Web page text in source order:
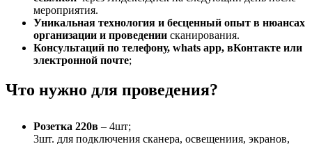
мероприятия.
Уникальная технология и бесценный опыт в нюансах
организации и проведении сканирования.
Консультаций по телефону, whats app, вКонтакте или
электронной почте;
Что нужно для проведения?
Розетка 220в – 4шт;
3шт. для подключения сканера, освещениия, экранов,